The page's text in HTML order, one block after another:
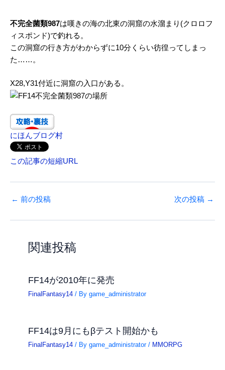
不完全菌類987は嘆きの海の北東の洞窟の水溜まり(クロロフ
ィスポンド)で釣れる。
この洞窟の行き方がわからずに10分くらい彷徨ってしまっ
た……。
X28,Y31付近に洞窟の入口がある。
にほんブログ村
この記事の短縮URL
← 前の投稿 次の投稿 →
関連投稿
FF14が2010年に発売
FinalFantasy14 / Bygame_administrator
FF14は9月にもβテスト開始かも
FinalFantasy14 / Bygame_administrator/ MMORPG